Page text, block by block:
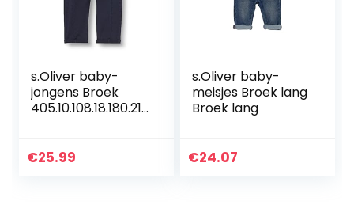
s.Oliver baby-
jongens Broek
405.10.108.18.180.210
€25.99
s.Oliver baby-
meisjes Broek lang
Broek lang
€24.07